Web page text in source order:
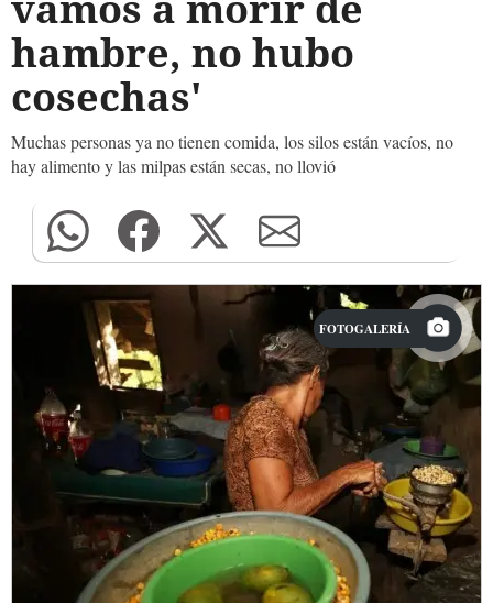
hambre, no hubo
cosechas'
Muchas personas ya no tienen comida, los silos están vacíos, no
hay alimento y las milpas están secas, no llovió
FOTOGALERÍA